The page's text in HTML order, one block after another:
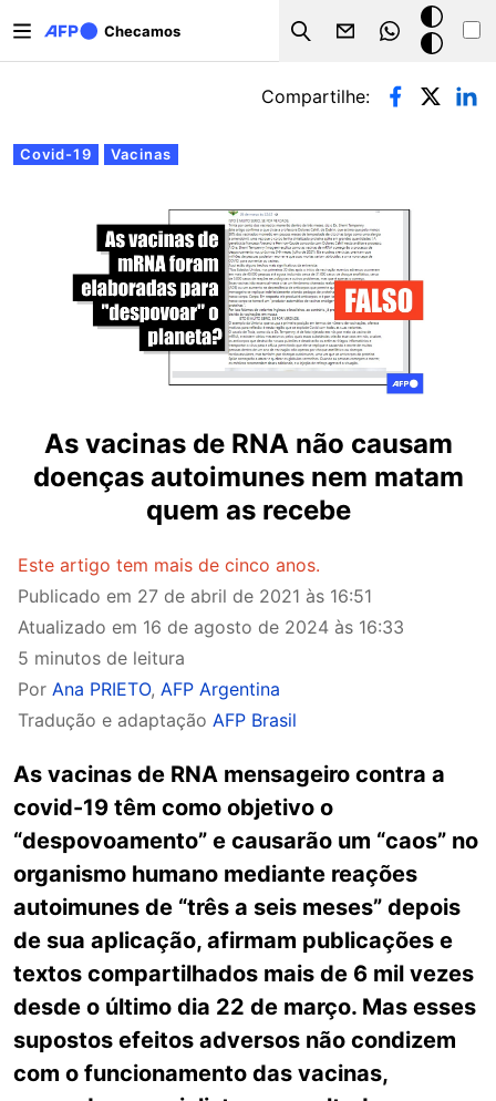
Checamos
Search
Modo
escuro
Abas primárias
Covid-19 Vacinas
Compartilhe:
As vacinas de RNA não causam
doenças autoimunes nem matam
quem as recebe
Este artigo tem mais de cinco anos.
Publicado em 27 de abril de 2021 às 16:51
Atualizado em 16 de agosto de 2024 às 16:33
5 minutos de leitura
Por Ana PRIETO, AFP Argentina
Tradução e adaptação AFP Brasil
As vacinas de RNA mensageiro contra a
covid-19 têm como objetivo o
“despovoamento” e causarão um “caos” no
organismo humano mediante reações
autoimunes de “três a seis meses” depois
de sua aplicação, afirmam publicações e
textos compartilhados mais de 6 mil vezes
desde o último dia 22 de março. Mas esses
supostos efeitos adversos não condizem
com o funcionamento das vacinas,